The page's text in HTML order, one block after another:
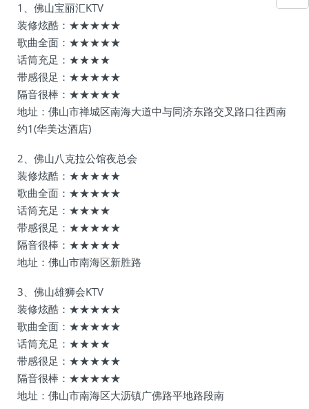
1、佛山宝丽汇KTV
装修炫酷：★★★★★
歌曲全面：★★★★★
话筒充足：★★★★
带感很足：★★★★★
隔音很棒：★★★★★
地址：佛山市禅城区南海大道中与同济东路交叉路口往西南
约1(华美达酒店)
2、佛山八克拉公馆夜总会
装修炫酷：★★★★★
歌曲全面：★★★★★
话筒充足：★★★★
带感很足：★★★★★
隔音很棒：★★★★★
地址：佛山市南海区新胜路
3、佛山雄狮会KTV
装修炫酷：★★★★★
歌曲全面：★★★★★
话筒充足：★★★★
带感很足：★★★★★
隔音很棒：★★★★★
地址：佛山市南海区大沥镇广佛路平地路段南